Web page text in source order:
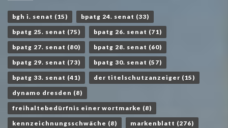
bgh i. senat (15) bpatg 24. senat (33)
bpatg 25. senat (75) bpatg 26. senat (71)
bpatg 27. senat (80) bpatg 28. senat (60)
bpatg 29. senat (73) bpatg 30. senat (57)
bpatg 33. senat (41) der titelschutzanzeiger (15)
dynamo dresden (8)
freihaltebedürfnis einer wortmarke (8)
kennzeichnungsschwäche (8) markenblatt (276)